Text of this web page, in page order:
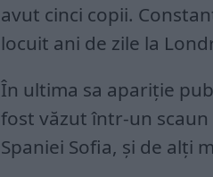
avut cinci copii.
locuit ani de zile la
În ultima sa apariție
fost văzut într-un
Spaniei Sofia, și de alți